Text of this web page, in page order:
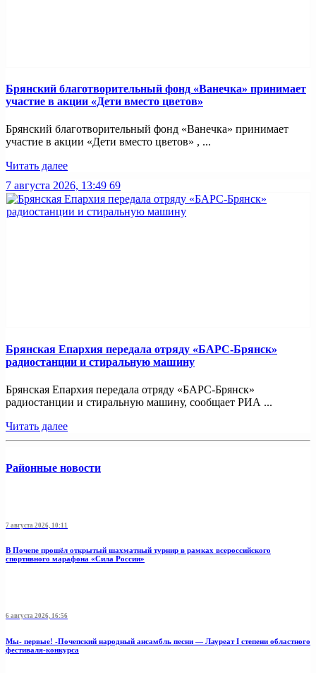
Брянский благотворительный фонд «Ванечка» принимает
участие в акции «Дети вместо цветов»
Брянский благотворительный фонд «Ванечка» принимает
участие в акции «Дети вместо цветов» , ...
Читать далее
7 августа 2026, 13:49 69
Брянская Епархия передала отряду «БАРС-Брянск»
радиостанции и стиральную машину
Брянская Епархия передала отряду «БАРС-Брянск»
радиостанции и стиральную машину, сообщает РИА ...
Читать далее
Районные новости
7 августа 2026, 10:11
В Почепе прошёл открытый шахматный турнир в рамках всероссийского
спортивного марафона «Сила России»
6 августа 2026, 16:56
Мы- первые! -Почепский народный ансамбль песни — Лауреат I степени областного
фестиваля-конкурса